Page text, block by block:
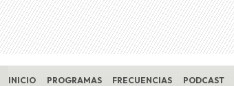
INICIO PROGRAMAS FRECUENCIAS PODCAST